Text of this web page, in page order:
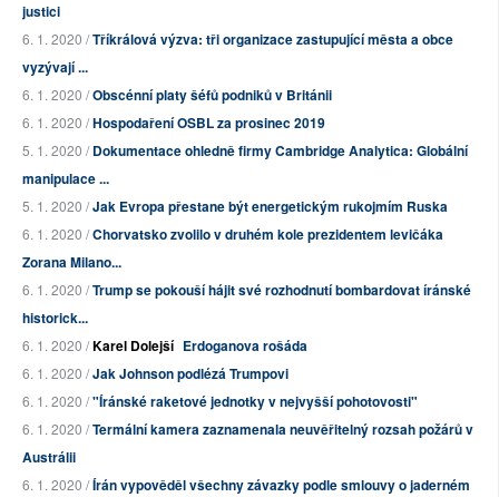
justici
6. 1. 2020 /Tříkrálová výzva: tři organizace zastupující města a obce
vyzývají ...
6. 1. 2020 /Obscénní platy šéfů podniků v Británii
6. 1. 2020 /Hospodaření OSBL za prosinec 2019
5. 1. 2020 /Dokumentace ohledně firmy Cambridge Analytica: Globální
manipulace ...
5. 1. 2020 /Jak Evropa přestane být energetickým rukojmím Ruska
6. 1. 2020 /Chorvatsko zvolilo v druhém kole prezidentem levičáka
Zorana Milano...
6. 1. 2020 /Trump se pokouší hájit své rozhodnutí bombardovat íránské
historick...
6. 1. 2020 /Karel Dolejší Erdoganova rošáda
6. 1. 2020 /Jak Johnson podlézá Trumpovi
6. 1. 2020 /"Íránské raketové jednotky v nejvyšší pohotovosti"
6. 1. 2020 /Termální kamera zaznamenala neuvěřitelný rozsah požárů v
Austrálii
6. 1. 2020 /Írán vypověděl všechny závazky podle smlouvy o jaderném